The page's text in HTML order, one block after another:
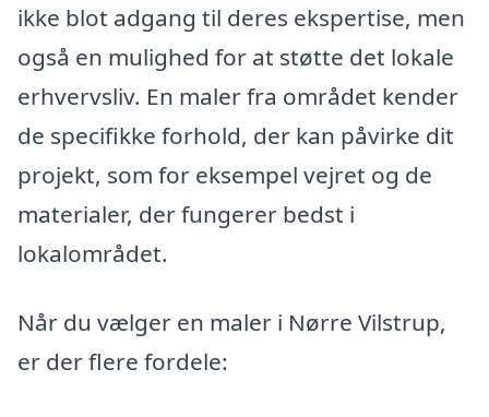
ikke blot adgang til deres ekspertise, men
også en mulighed for at støtte det lokale
erhvervsliv. En maler fra området kender
de specifikke forhold, der kan påvirke dit
projekt, som for eksempel vejret og de
materialer, der fungerer bedst i
lokalområdet.
Når du vælger en maler i Nørre Vilstrup,
er der flere fordele: